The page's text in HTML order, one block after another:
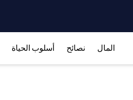
المال نصائح أسلوب الحياة